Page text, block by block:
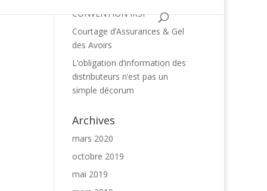
CONVENTION IRSI
Courtage d’Assurances & Gel
des Avoirs
L’obligation d’information des
distributeurs n’est pas un
simple décorum
Archives
mars 2020
octobre 2019
mai 2019